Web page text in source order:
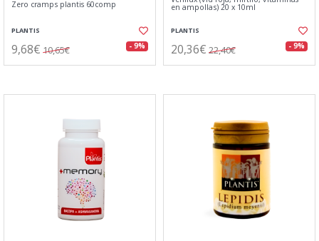
Zero cramps plantis 60comp
PLANTIS
9,68€ 10,65€ - 9%
en ampollas) 20 x 10ml
PLANTIS
20,36€ 22,40€ - 9%